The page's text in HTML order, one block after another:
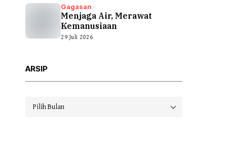
Gagasan
Menjaga Air, Merawat
Kemanusiaan
29 Juli 2026
ARSIP
Arsip